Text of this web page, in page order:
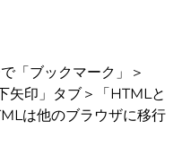
「ブックマーク」＞
矢印」タブ＞「HTMLと
は他のブラウザに移行